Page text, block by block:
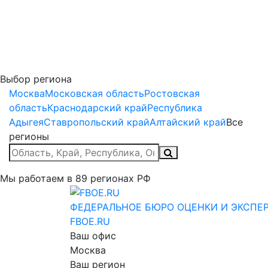
Выбор региона
МоскваМосковская областьРостовская
областьКраснодарский крайРеспублика
АдыгеяСтавропольский крайАлтайский крайВсе
регионы
Мы работаем в 89 регионах РФ
ФЕДЕРАЛЬНОЕ БЮРО ОЦЕНКИ И
FBOE.RU
Ваш офис
Москва
Ваш регион